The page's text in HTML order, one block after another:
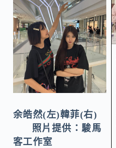
余皓然(左)韓菲(右)
照片提供：駿馬
客工作室